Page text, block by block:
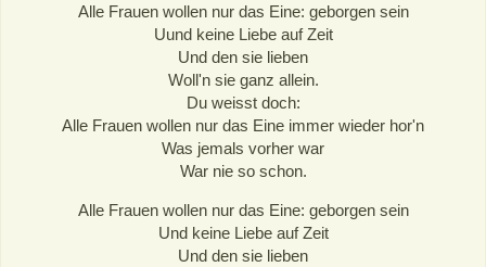
Alle Frauen wollen nur das Eine: geborgen sein
Uund keine Liebe auf Zeit
Und den sie lieben
Woll'n sie ganz allein.
Du weisst doch:
Alle Frauen wollen nur das Eine immer wieder hor'n
Was jemals vorher war
War nie so schon.
Alle Frauen wollen nur das Eine: geborgen sein
Und keine Liebe auf Zeit
Und den sie lieben